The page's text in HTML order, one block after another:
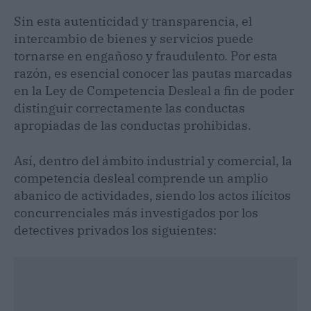
Sin esta autenticidad y transparencia, el
intercambio de bienes y servicios puede
tornarse en engañoso y fraudulento. Por esta
razón, es esencial conocer las pautas marcadas
en la Ley de Competencia Desleal a fin de poder
distinguir correctamente las conductas
apropiadas de las conductas prohibidas.
Así, dentro del ámbito industrial y comercial, la
competencia desleal comprende un amplio
abanico de actividades, siendo los actos ilícitos
concurrenciales más investigados por los
detectives privados los siguientes: